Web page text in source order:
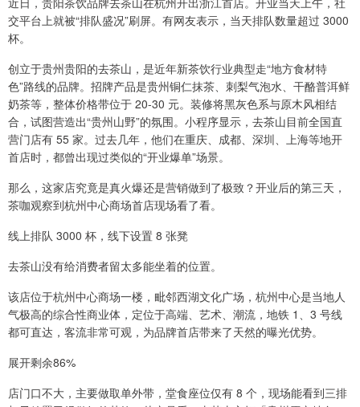
交平台上就被“排队盛况”刷屏。有网友表示，当天排队数量超过 3000
杯。
创立于贵州贵阳的去茶山，是近年新茶饮行业典型走“地方食材特
色”路线的品牌。招牌产品是贵州铜仁抹茶、刺梨气泡水、干酪普洱鲜
奶茶等，整体价格带位于 20-30 元。装修将黑灰色系与原木风相结
合，试图营造出“贵州山野”的氛围。小程序显示，去茶山目前全国直
营门店有 55 家。过去几年，他们在重庆、成都、深圳、上海等地开
首店时，都曾出现过类似的“开业爆单”场景。
那么，这家店究竟是真火爆还是营销做到了极致？开业后的第三天，
茶咖观察到杭州中心商场首店现场看了看。
线上排队 3000 杯，线下设置 8 张凳
去茶山没有给消费者留太多能坐着的位置。
该店位于杭州中心商场一楼，毗邻西湖文化广场，杭州中心是当地人
气极高的综合性商业体，定位于高端、艺术、潮流，地铁 1、3 号线
都可直达，客流非常可观，为品牌首店带来了天然的曝光优势。
展开剩余86%
店门口不大，主要做取单外带，堂食座位仅有 8 个，现场能看到三排